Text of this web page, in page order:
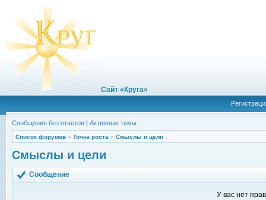
Сайт «Круга»
Сообщения без ответов | Активные темы
Список форумов » Точка роста » Смыслы и цели
Смыслы и цели
Сообщение
У вас нет